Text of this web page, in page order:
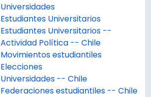
Universidades
Estudiantes Universitarios
Estudiantes Universitarios --
Actividad Política -- Chile
Movimientos estudiantiles
Elecciones
Universidades -- Chile
Federaciones estudiantiles -- Chile